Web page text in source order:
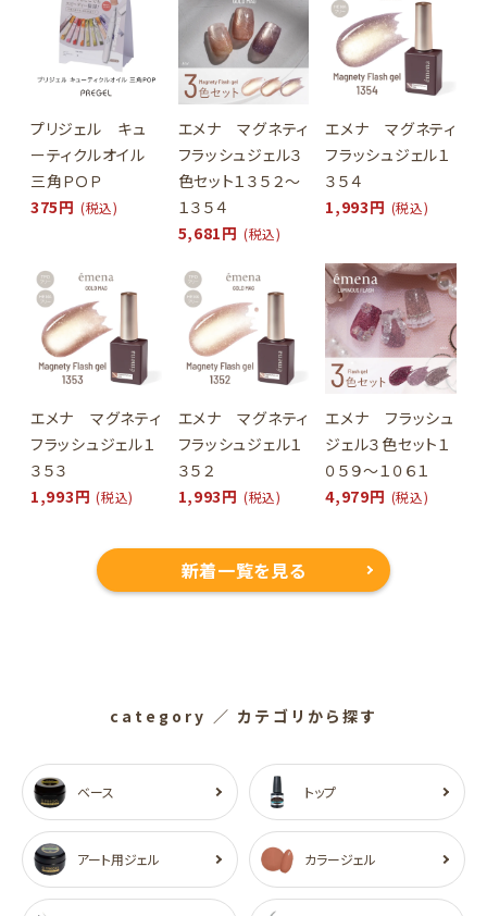
プリジェル キュ
ーティクルオイル
三角ＰＯＰ
375円 (税込)
エメナ マグネティ
フラッシュジェル３
色セット１３５２～
１３５４
5,681円 (税込)
エメナ マグネティ
フラッシュジェル１
３５４
1,993円 (税込)
エメナ マグネティ
フラッシュジェル１
３５３
1,993円 (税込)
エメナ マグネティ
フラッシュジェル１
３５２
1,993円 (税込)
エメナ フラッシュ
ジェル３色セット１
０５９～１０６１
4,979円 (税込)
新着一覧を見る
category ／ カテゴリから探す
ベース トップ
アート用ジェル カラージェル